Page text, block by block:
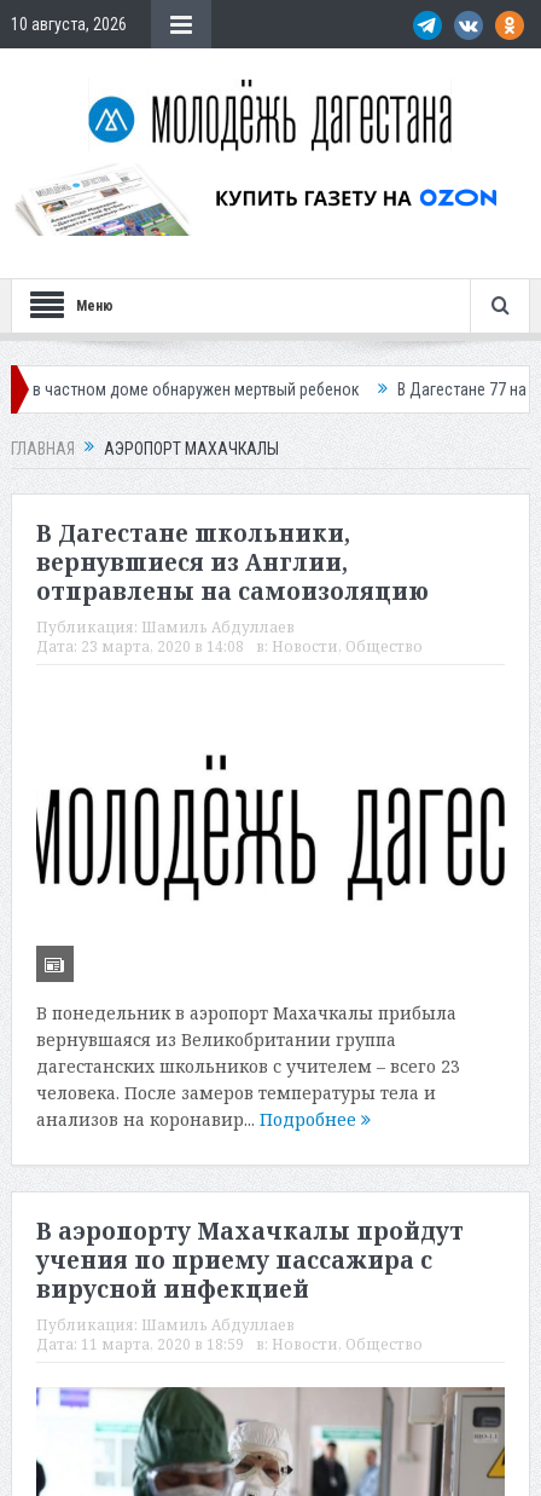
10 августа, 2026
Меню
обнаружен мертвый ребенок В Дагестане 77 населенных пунктов
ГЛАВНАЯ АЭРОПОРТ МАХАЧКАЛЫ
В Дагестане школьники,
вернувшиеся из Англии,
отправлены на самоизоляцию
Публикация: Шамиль Абдуллаев
Дата: 23 марта, 2020 в 14:08 в: Новости, Общество
В понедельник в аэропорт Махачкалы прибыла
вернувшаяся из Великобритании группа
дагестанских школьников с учителем – всего 23
человека. После замеров температуры тела и
анализов на коронавир... Подробнее
В аэропорту Махачкалы пройдут
учения по приему пассажира с
вирусной инфекцией
Публикация: Шамиль Абдуллаев
Дата: 11 марта, 2020 в 18:59 в: Новости, Общество